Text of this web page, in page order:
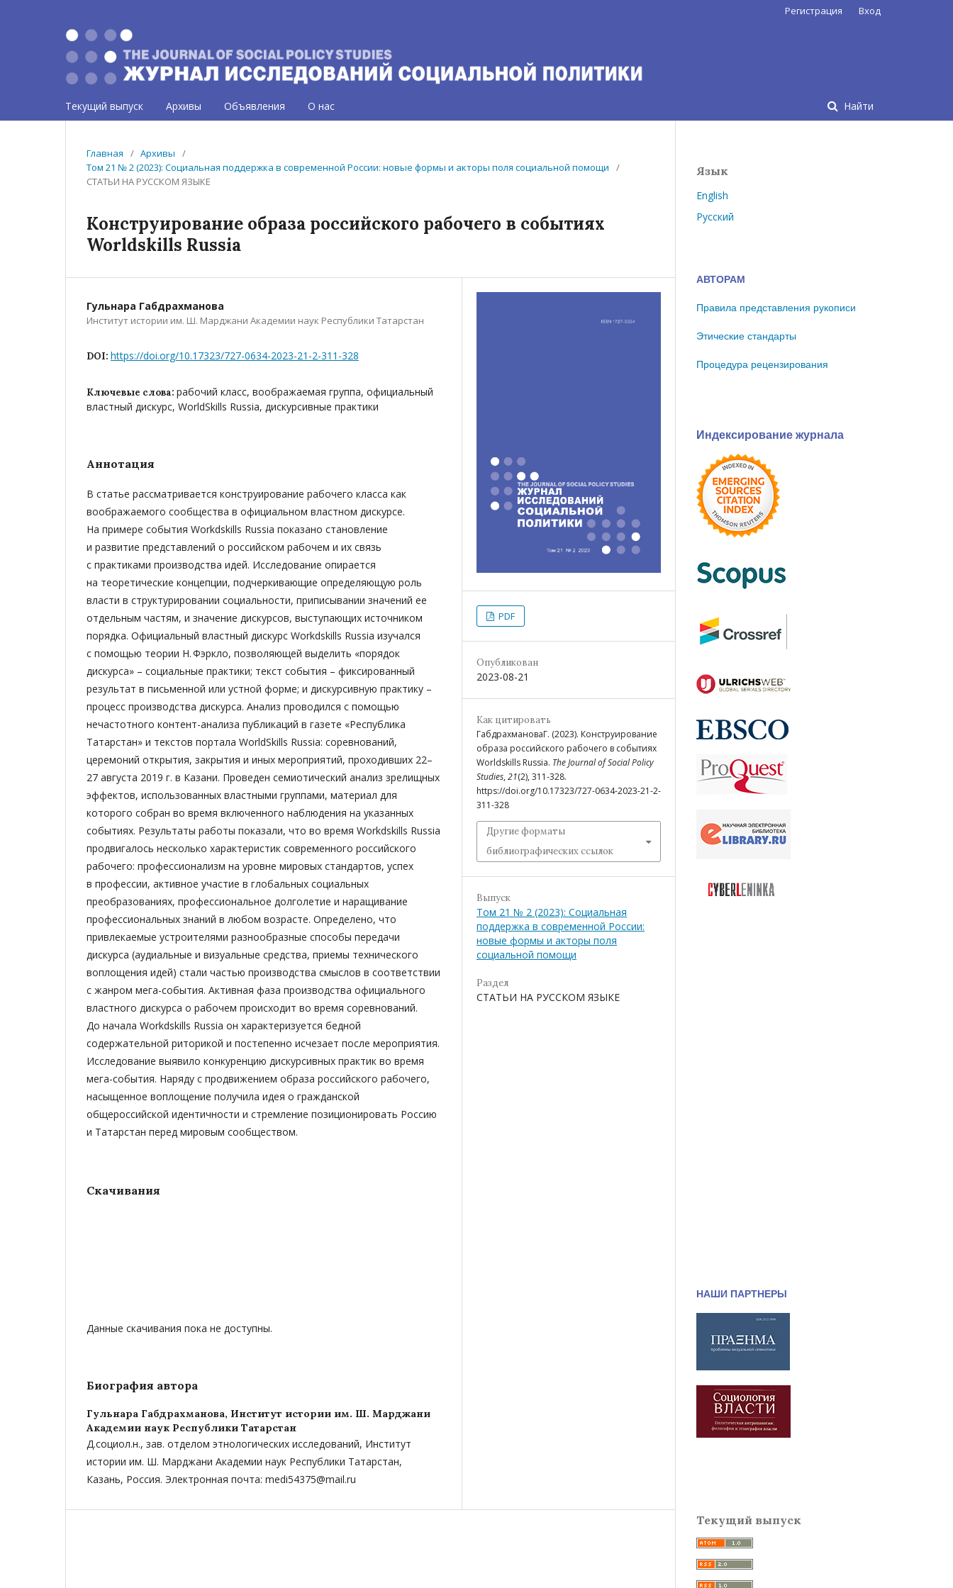
Текущий выпуск Архивы Объявления О нас Найти
Регистрация Вход
Главная / Архивы
/
Том 21 № 2 (2023): Социальная поддержка в современной России: новые формы и акторы поля социальной помощи
/
СТАТЬИ НА РУССКОМ ЯЗЫКЕ
Конструирование образа российского рабочего в событиях
Worldskills Russia
Гульнара Габдрахманова
Институт истории им. Ш. Марджани Академии наук Республики Татарстан
DOI: https://doi.org/10.17323/727-0634-2023-21-2-311-328
Ключевые слова: рабочий класс, воображаемая группа, официальный
властный дискурс, WorldSkills Russia, дискурсивные практики
Аннотация
В статье рассматривается конструирование рабочего класса как
воображаемого сообщества в официальном властном дискурсе.
На примере события Workdskills Russia показано становление
и развитие представлений о российском рабочем и их связь
с практиками производства идей. Исследование опирается
на теоретические концепции, подчеркивающие определяющую роль
власти в структурировании социальности, приписывании значений ее
отдельным частям, и значение дискурсов, выступающих источником
порядка. Официальный властный дискурс Workdskills Russia изучался
с помощью теории Н. Фэркло, позволяющей выделить «порядок
дискурса» – социальные практики; текст события – фиксированный
результат в письменной или устной форме; и дискурсивную практику –
процесс производства дискурса. Анализ проводился с помощью
нечастотного контент-­анализа публикаций в газете «Республика
Татарстан» и текстов портала WorldSkills Russia: соревнований,
церемоний открытия, закрытия и иных мероприятий, проходивших 22–
27 августа 2019 г. в Казани. Проведен семиотический анализ зрелищных
эффектов, использованных властными группами, материал для
которого собран во время включенного наблюдения на указанных
событиях. Результаты работы показали, что во время Workdskills Russia
продвигалось несколько характеристик современного российского
рабочего: профессионализм на уровне мировых стандартов, успех
в профессии, активное участие в глобальных социальных
преобразованиях, профессиональное долголетие и наращивание
профессиональных знаний в любом возрасте. Определено, что
привлекаемые устроителями разнообразные способы передачи
дискурса (аудиальные и визуальные средства, приемы технического
воплощения идей) стали частью производства смыслов в соответствии
с жанром мега-события. Активная фаза производства официального
властного дискурса о рабочем происходит во время соревнований.
До начала Workdskills Russia он характеризуется бедной
содержательной риторикой и постепенно исчезает после мероприятия.
Исследование выявило конкуренцию дискурсивных практик во время
мега-события. Наряду с продвижением образа российского рабочего,
насыщенное воплощение получила идея о гражданской
общероссийской идентичности и стремление позиционировать Россию
и Татарстан перед мировым сообществом.
Скачивания
Данные скачивания пока не доступны.
Биография автора
Гульнара Габдрахманова, Институт истории им. Ш. Марджани
Академии наук Республики Татарстан
Д.социол.н., зав. отделом этнологических исследований, Институт
истории им. Ш. Марджани Академии наук Республики Татарстан,
Казань, Россия. Электронная почта: medi54375@mail.ru
PDF
Опубликован
2023-08-21
Как цитировать
ГабдрахмановаГ. (2023). Конструирование
образа российского рабочего в событиях
Worldskills Russia. The Journal of Social Policy
Studies, 21(2), 311-328.
https://doi.org/10.17323/727-0634-2023-21-2-
311-328
Другие форматы
библиографических ссылок
Выпуск
Том 21 № 2 (2023): Социальная
поддержка в современной России:
новые формы и акторы поля
социальной помощи
Раздел
СТАТЬИ НА РУССКОМ ЯЗЫКЕ
Язык
English
Русский
АВТОРАМ
Правила представления рукописи
Этические стандарты
Процедура рецензирования
Индексирование журнала
НАШИ ПАРТНЕРЫ
Текущий выпуск